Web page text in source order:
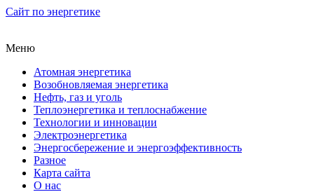
Сайт по энергетике
Меню
Атомная энергетика
Возобновляемая энергетика
Нефть, газ и уголь
Теплоэнергетика и теплоснабжение
Технологии и инновации
Электроэнергетика
Энергосбережение и энергоэффективность
Разное
Карта сайта
О нас